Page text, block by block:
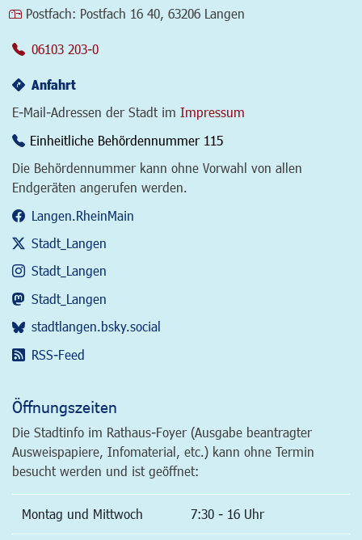
Postfach: Postfach 16 40, 63206 Langen
06103 203-0
Anfahrt
E-Mail-Adressen der Stadt im Impressum
Einheitliche Behördennummer 115
Die Behördennummer kann ohne Vorwahl von allen
Endgeräten angerufen werden.
Langen.RheinMain
Stadt_Langen
Stadt_Langen
Stadt_Langen
stadtlangen.bsky.social
RSS-Feed
Öffnungszeiten
Die Stadtinfo im Rathaus-Foyer (Ausgabe beantragter
Ausweispapiere, Infomaterial, etc.) kann ohne Termin
besucht werden und ist geöffnet:
Montag und Mittwoch 7:30 - 16 Uhr